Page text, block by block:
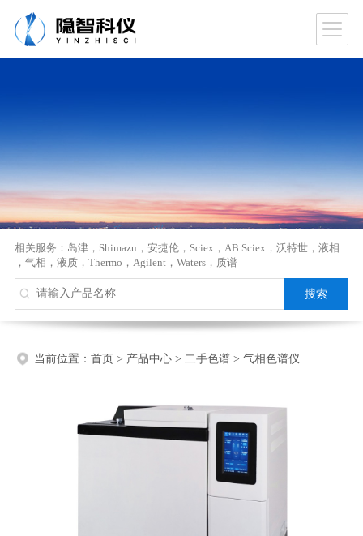
相关服务： 岛津， Shimazu ， 安捷伦， Sciex ， AB Sciex ， 沃特世， 液相
， 气相 ， 液质， Thermo ， Agilent ， Waters， 质谱
当前位置： 首页> 产品中心> 二手色谱> 气相色谱仪